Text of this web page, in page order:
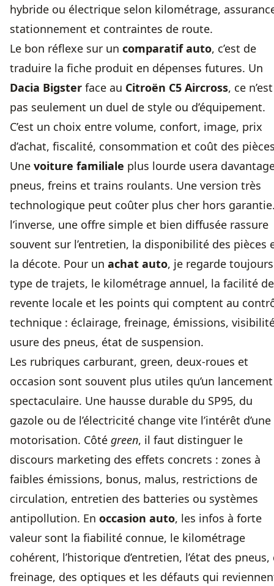
hybride ou électrique selon kilométrage,
stationnement et contraintes de route.
Le bon réflexe sur un comparatif auto, c’est de
traduire la fiche produit en dépenses futures. Un
Dacia Bigster face au Citroën C5 Aircross, ce n’est
pas seulement un duel de style ou d’équipement.
C’est un choix entre volume, confort, image, prix
d’achat, fiscalité, consommation et coût des
Une voiture familiale plus lourde usera
pneus, freins et trains roulants. Une version très
technologique peut coûter plus cher hors
l’inverse, une offre simple et bien diffusée rassure
souvent sur l’entretien, la disponibilité des pièces
la décote. Pour un achat auto, je regarde
type de trajets, le kilométrage annuel, la facilité de
revente locale et les points qui comptent au
technique : éclairage, freinage, émissions,
usure des pneus, état de suspension.
Les rubriques carburant, green, deux-roues et
occasion sont souvent plus utiles qu’un lancement
spectaculaire. Une hausse durable du SP95, du
gazole ou de l’électricité change vite l’intérêt d’une
motorisation. Côté green, il faut distinguer le
discours marketing des effets concrets : zones à
faibles émissions, bonus, malus, restrictions de
circulation, entretien des batteries ou systèmes
antipollution. En occasion auto, les infos à forte
valeur sont la fiabilité connue, le kilométrage
cohérent, l’historique d’entretien, l’état des pneus,
freinage, des optiques et les défauts qui